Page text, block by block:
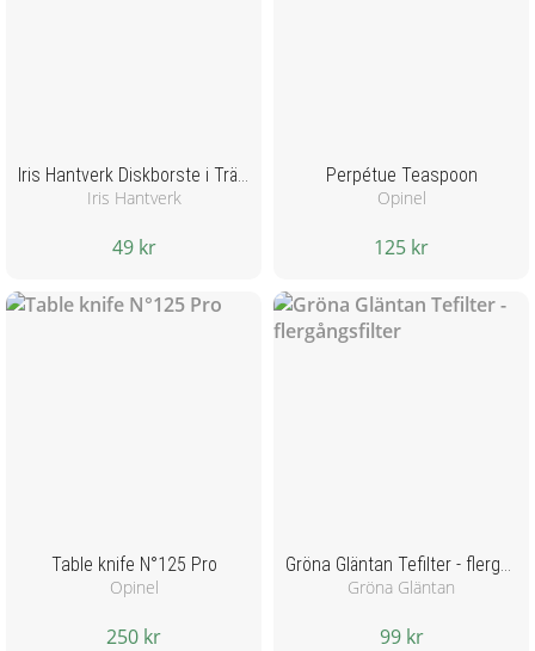
Iris Hantverk Diskborste i Trä (bok) - Vardag
Iris Hantverk
49 kr
Perpétue Teaspoon
Opinel
125 kr
Table knife N°125 Pro
Opinel
250 kr
Gröna Gläntan Tefilter - flergångsfilter
Gröna Gläntan
99 kr